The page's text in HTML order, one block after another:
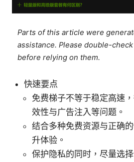
Parts of this article were
assistance. Please double-
before relying on them.
快速要点
免费梯子不等于稳定高速
效性与广告注入等问题。
结合多种免费资源与正确
升体验。
保护隐私的同时，尽量选